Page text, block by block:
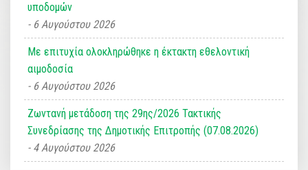
υποδομών
6 Αυγούστου 2026
Με επιτυχία ολοκληρώθηκε η έκτακτη εθελοντική
αιμοδοσία
6 Αυγούστου 2026
Ζωντανή μετάδοση της 29ης/2026 Τακτικής
Συνεδρίασης της Δημοτικής Επιτροπής (07.08.2026)
4 Αυγούστου 2026